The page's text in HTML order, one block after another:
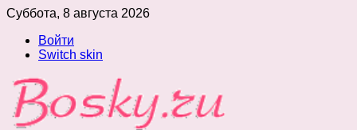
Суббота, 8 августа 2026
Войти
Switch skin